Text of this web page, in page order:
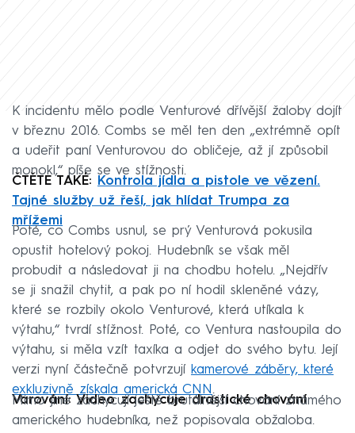
K incidentu mělo podle Venturové dřívější žaloby dojít
v březnu 2016. Combs se měl ten den „extrémně opít
a udeřit paní Venturovou do obličeje, až jí způsobil
monokl,“ píše se ve stížnosti.
ČTĚTE TAKÉ: Kontrola jídla a pistole ve vězení.
Tajné služby už řeší, jak hlídat Trumpa za
mřížemi
Poté, co Combs usnul, se prý Venturová pokusila
opustit hotelový pokoj. Hudebník se však měl
probudit a následovat ji na chodbu hotelu. „Nejdřív
se ji snažil chytit, a pak po ní hodil skleněné vázy,
které se rozbily okolo Venturové, která utíkala k
výtahu,“ tvrdí stížnost. Poté, co Ventura nastoupila do
výtahu, si měla vzít taxíka a odjet do svého bytu. Její
verzi nyní částečně potvrzují kamerové záběry, které
exkluzivně získala americká CNN.
Varování: Video zachycuje drastické chování
Mimo jiné zachycují ještě brutálnější chování známého
amerického hudebníka, než popisovala obžaloba.